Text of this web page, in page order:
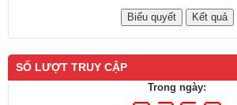
SỐ LƯỢT TRUY CẬP
Trong ngày: